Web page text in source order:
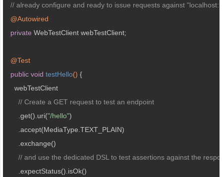
// already configure and ready to issue requests against
@Autowired
private WebTestClient webTestClient;
@Test
public void testHello() {
    webTestClient
// Create a GET request to test an endpoint
      .get().uri(
"/hello")
      .accept(MediaType.TEXT_PLAIN)
      .exchange()
// and use the dedicated DSL to test assertions against the
      .expectStatus().isOk()